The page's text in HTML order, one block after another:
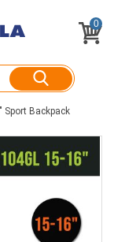
0
Sport Backpack